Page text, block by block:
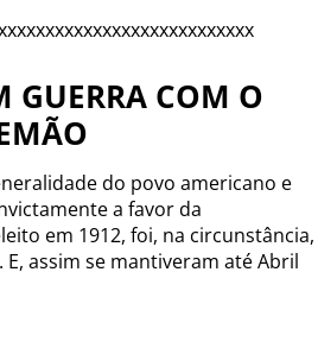
GUERRA COM O
do povo americano e
a favor da
em 1912, foi, na circunstância,
assim se mantiveram até Abril